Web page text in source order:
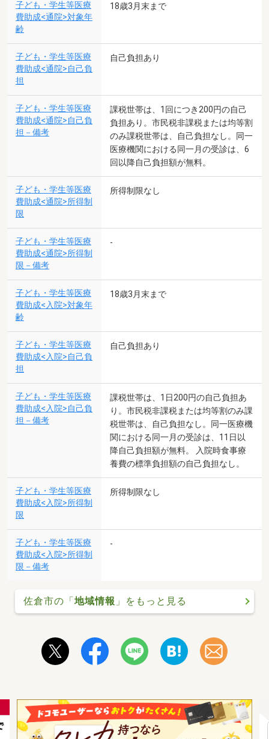
子ども・学生等医療
費助成<通院>対象年
齢
18歳3月末まで
子ども・学生等医療
費助成<通院>自己負
担
自己負担あり
子ども・学生等医療
費助成<通院>自己負
担－備考
課税世帯は、1回につき200円の自己
負担あり。市民税非課税または均等割
のみ課税世帯は、自己負担なし。同一
医療機関における同一月の受診は、6
回以降自己負担額が無料。
子ども・学生等医療
費助成<通院>所得制
限
所得制限なし
子ども・学生等医療
費助成<通院>所得制
限－備考
-
子ども・学生等医療
費助成<入院>対象年
齢
18歳3月末まで
子ども・学生等医療
費助成<入院>自己負
担
自己負担あり
子ども・学生等医療
費助成<入院>自己負
担－備考
課税世帯は、1日200円の自己負担あ
り。市民税非課税または均等割のみ課
税世帯は、自己負担なし。同一医療機
関における同一月の受診は、11日以
降自己負担額が無料。 入院時食事療
養費の標準負担額の自己負担なし。
子ども・学生等医療
費助成<入院>所得制
限
所得制限なし
子ども・学生等医療
費助成<入院>所得制
限－備考
-
佐倉市の「地域情報 」をもっと見る